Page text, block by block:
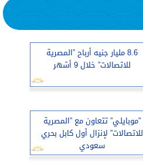
8.6 مليار جنيه أرباح ”المصرية
للاتصالات” خلال 9 أشهر
”موبايلي” تتعاون مع ”المصرية
للاتصالات” لإنزال أول كابل بحري
سعودي